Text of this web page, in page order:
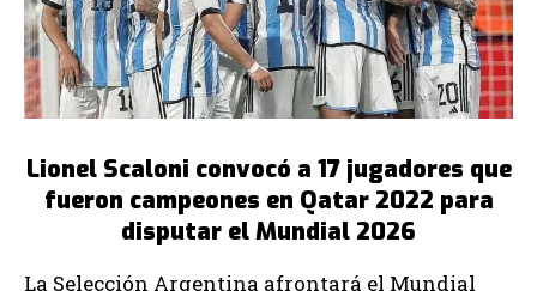
Lionel Scaloni convocó a 17 jugadores que
fueron campeones en Qatar 2022 para
disputar el Mundial 2026
La Selección Argentina afrontará el Mundial